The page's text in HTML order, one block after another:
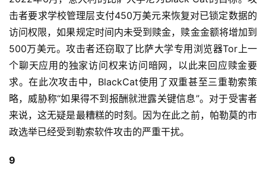
击者要求学校管理层支付450万美元来恢复对已锁定数据的
访问权限，如果规定时间内未受到赎金，赎金金额将增加到
500万美元。攻击者还窃取了比萨大学专用浏览器Tor上一
个聊天应用的独家访问权来访问暗网，以此来回应赎金要
求。在此次攻击中，BlackCat使用了双重甚至三重勒索策
略，威胁称“如果得不到报酬就泄露关键信息”。对于受害者
来说，这无疑是最糟糕的时刻。因为在此之前，帕勒莫的市
政选举已经受到勒索软件攻击的严重干扰。
9